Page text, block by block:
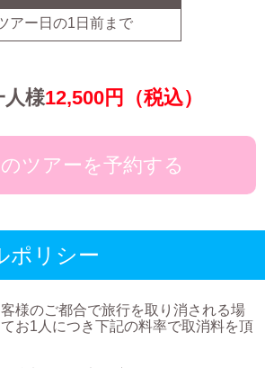
アー日の1 日前まで
人様12,500円（税込）
ツアーを予約する
ポリシー
様のご都合で旅行を取り消される場
お1人につき下記の料率で取消料を頂